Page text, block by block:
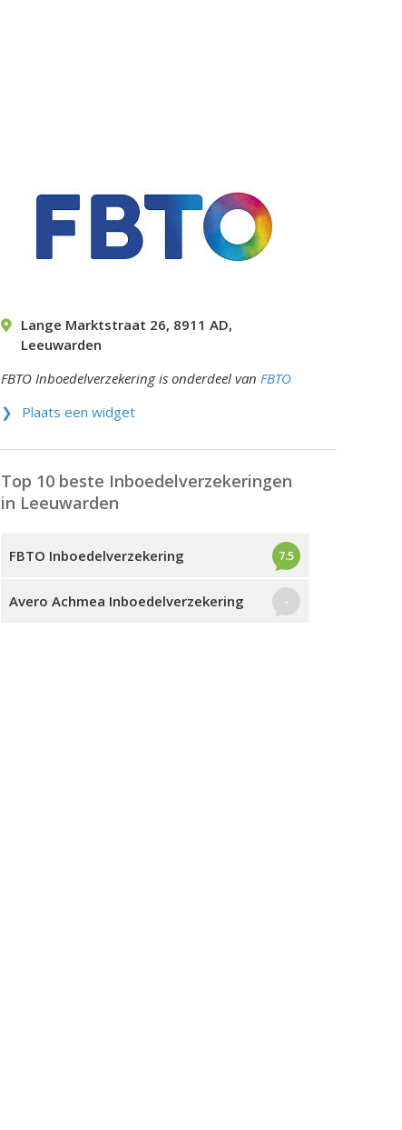
Lange Marktstraat 26, 8911 AD,
Leeuwarden
FBTO Inboedelverzekering is onderdeel van FBTO
Plaats een widget
Top 10 beste Inboedelverzekeringen
in Leeuwarden
FBTO Inboedelverzekering 7.5
Avero Achmea Inboedelverzekering -